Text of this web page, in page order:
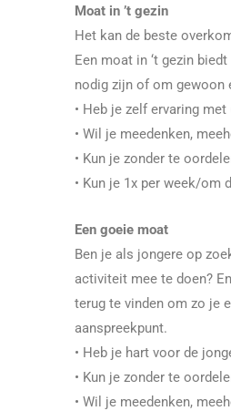
Moat in ’t gezin
Het kan de beste
Een moat in ‘t gezin
nodig zijn of om gewoon
• Heb je zelf ervaring
• Wil je meedenken,
• Kun je zonder te
• Kun je 1x per week/om
Een goeie moat
Ben je als jongere op
activiteit mee te doen?
terug te vinden om zo je
aanspreekpunt.
• Heb je hart voor de
• Kun je zonder te
• Wil je meedenken,